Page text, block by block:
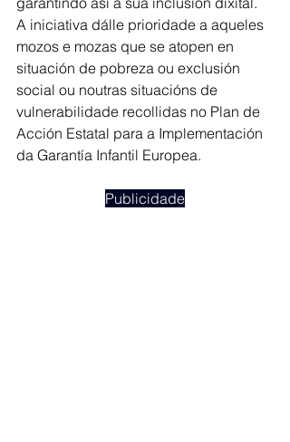
A iniciativa dálle prioridade a aqueles
mozos e mozas que se atopen en
situación de pobreza ou exclusión
social ou noutras situacións de
vulnerabilidade recollidas no Plan de
Acción Estatal para a Implementación
da Garantía Infantil Europea.
Publicidade